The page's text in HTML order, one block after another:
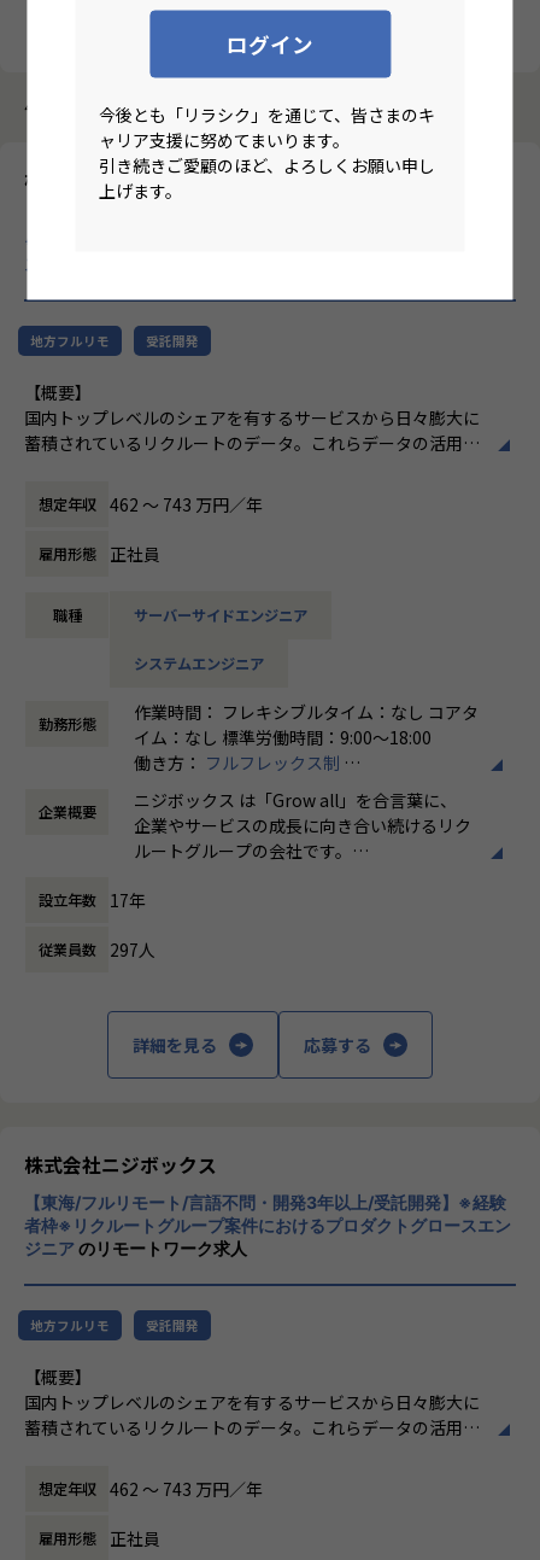
ログイン
今後とも「リラシク」を通じて、皆さまのキ
ャリア支援に努めてまいります。
引き続きご愛顧のほど、よろしくお願い申し
上げます。
4184件中 2881件～2890件
株式会社ニジボックス
※経験者枠※リクルートグループ案件におけるプロダクトグロー
地方フルリモ 受託開発
【概要】
国内トップレベルのシェアを有するサービスから日々膨大に
蓄積されているリクルートのデータ。これらデータの活用を
切に運営し、プロダクトが価値発揮する際に生じる様々な課
題を解決しながら、プロダクトを成長させて事業価値に繋げ
ていきます。
リクルートの各種サービスで利用されているデータプロダク
今回は、そのデータプロダクトの運営を推進するメンバーを
具体的には、下記のような業務をご担当いただく予定です。
・データプロダクトの運営と発生課題の解決
監視、障害対応などのシステム運用業務全般
課題の可視化と解決（スケーリング、チューニング、自動
ユーザニーズや設計内容に沿った開発
※プロジェクト例
・データ基盤システム（データレイク等） など
クトに関われる
・ただ開発するだけではなくプロダクト運営主体者としてプ
ロダクト開発に関わることで、長い期間使われ価値発揮し続
けるプロダクトを開発できるスキルを獲得できる
・高いレベルのエンジニアと共に業務することで成長できる
環境がある
できる
様々なキャリアを広げることができる
・データエンジニアリング領域の充実した研修環境
無
想定年収 462 〜 743 万円／年
雇用形態 正社員
職種 サーバーサイドエンジニア
システムエンジニア
勤務形態
作業時間： フレキシブルタイム：なし コアタ
イム：なし 標準労働時間：9:00〜18:00
働き方： フルフレックス制
時間外労働の有無： 有（月平均5時間～10時
間）
休憩時間： 60分
企業概要
ニジボックス は「Grow all」を合言葉に、
企業やサービスの成長に向き合い続けるリク
ルートグループの会社です。
ングなどを通じて、お客様のビジネスに伴走
私たちはこの言葉を企業のVisionとしていま
す。
とらえること。
期待を大きく超える新たな価値を共に創り出
すこと。皆さまがサービスの成長を志したと
きに、
真っ先にニジボックスを思い浮かべていただ
けることを目指しています。
設立年数 17年
従業員数 297人
詳細を見る 応募する
株式会社ニジボックス
【東海/フルリモート/言語不問・開発3年以上/受託開発】※経験
者枠※リクルートグループ案件におけるプロダクトグロースエン
ジニアのリモートワーク求人
地方フルリモ 受託開発
【概要】
国内トップレベルのシェアを有するサービスから日々膨大に
蓄積されているリクルートのデータ。これらデータの活用を
切に運営し、プロダクトが価値発揮する際に生じる様々な課
題を解決しながら、プロダクトを成長させて事業価値に繋げ
ていきます。
想定年収 462 〜 743 万円／年
雇用形態 正社員